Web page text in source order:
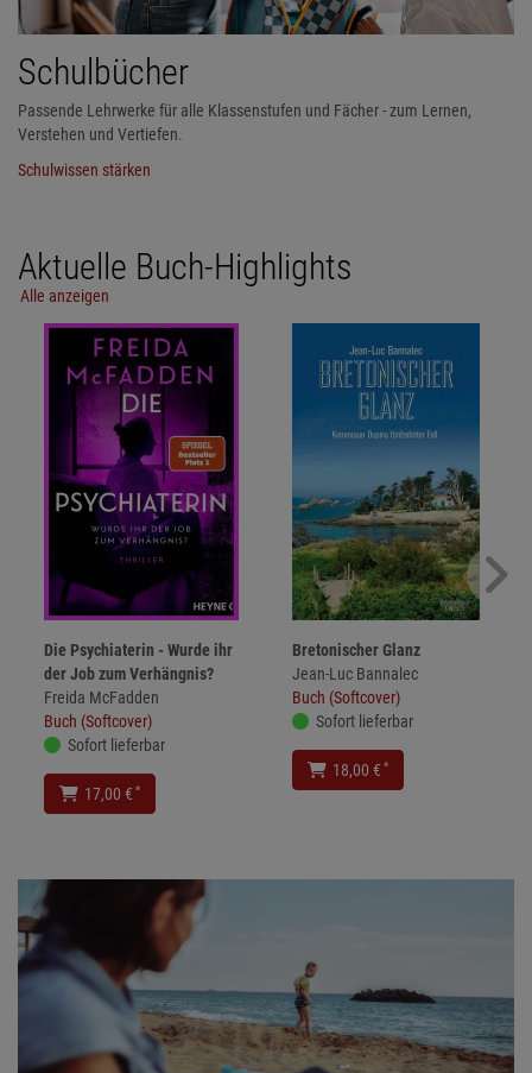
Schulbücher
Passende Lehrwerke für alle Klassenstufen und Fächer - zum Lernen,
Verstehen und Vertiefen.
Schulwissen stärken
Aktuelle Buch-Highlights
Alle anzeigen
Die Psychiaterin - Wurde ihr
der Job zum Verhängnis?
Freida McFadden
Buch (Softcover)
Sofort lieferbar
17,00 € *
Bretonischer Glanz
Jean-Luc Bannalec
Buch (Softcover)
Sofort lieferbar
18,00 € *